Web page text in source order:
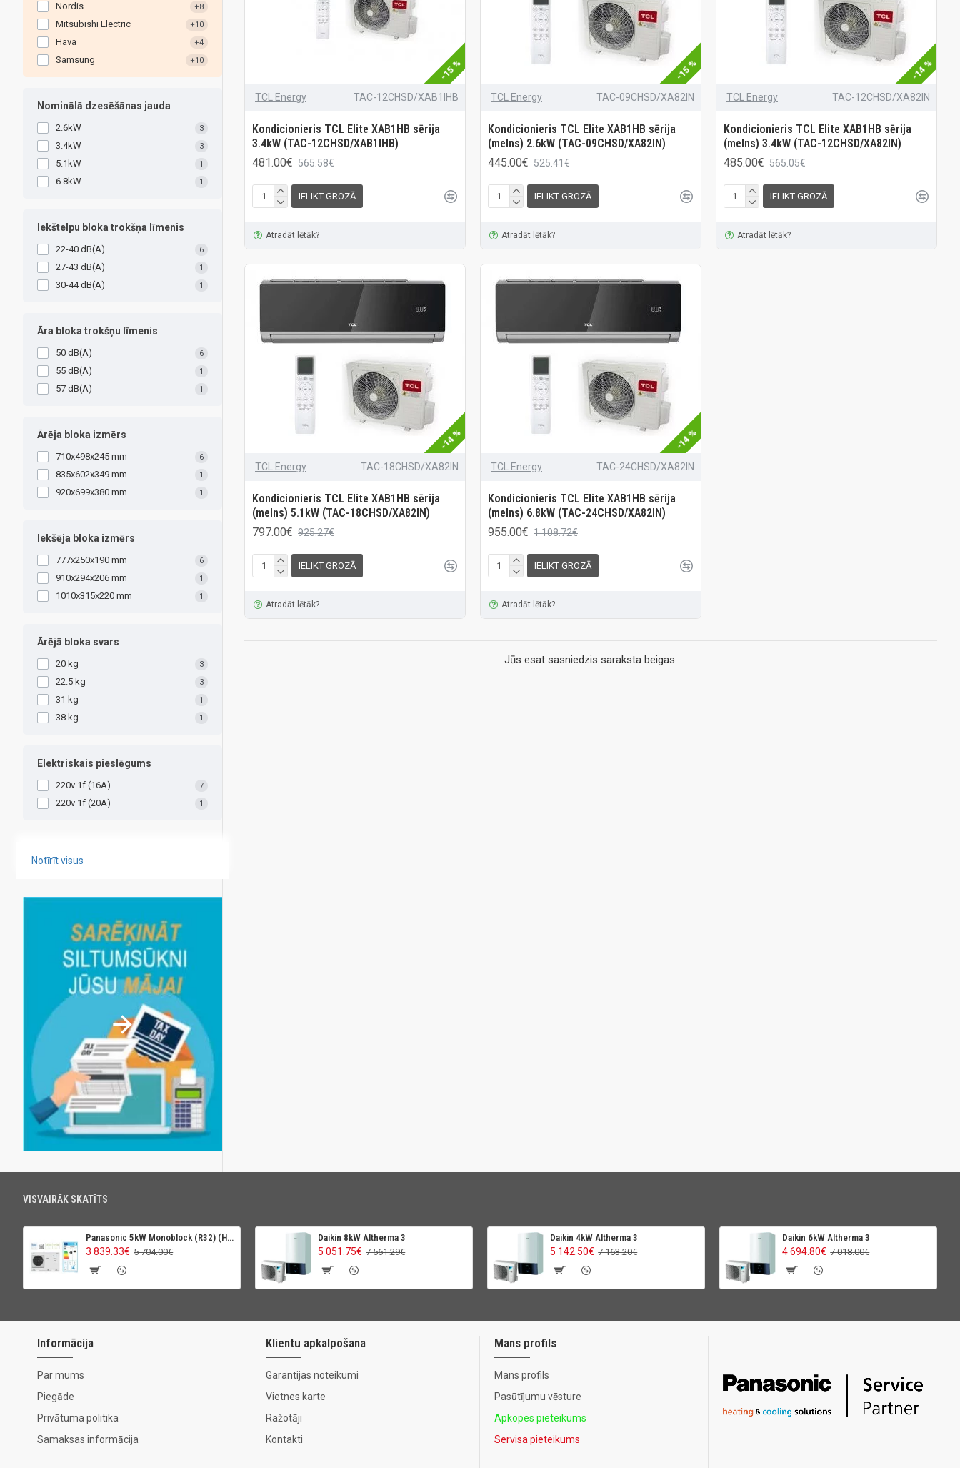
Nordis +8
Mitsubishi Electric +10
Hava +4
Samsung +10
Nominālā dzesēšānas jauda
2.6kW 3
3.4kW 3
5.1kW 1
6.8kW 1
Iekštelpu bloka trokšņa līmenis
22-40 dB(A) 6
27-43 dB(A) 1
30-44 dB(A) 1
Āra bloka trokšņu līmenis
50 dB(A) 6
55 dB(A) 1
57 dB(A) 1
Ārēja bloka izmērs
710x498x245 mm 6
835x602x349 mm 1
920x699x380 mm 1
Iekšēja bloka izmērs
777x250x190 mm 6
910x294x206 mm 1
1010x315x220 mm 1
Ārējā bloka svars
20 kg 3
22.5 kg 3
31 kg 1
38 kg 1
Elektriskais pieslēgums
220v 1f (16A) 7
220v 1f (20A) 1
Notīrīt visus
-15 %
TCL Energy TAC-12CHSD/XAB1IHB
Kondicionieris TCL Elite XAB1HB sērija
3.4kW (TAC-12CHSD/XAB1IHB)
481.00€ 565.58€
IELIKT GROZĀ
Atradāt lētāk?
-15 %
TCL Energy TAC-09CHSD/XA82IN
Kondicionieris TCL Elite XAB1HB sērija
(melns) 2.6kW (TAC-09CHSD/XA82IN)
445.00€ 525.41€
IELIKT GROZĀ
Atradāt lētāk?
-14 %
TCL Energy TAC-12CHSD/XA82IN
Kondicionieris TCL Elite XAB1HB sērija
(melns) 3.4kW (TAC-12CHSD/XA82IN)
485.00€ 565.05€
IELIKT GROZĀ
Atradāt lētāk?
-14 %
TCL Energy TAC-18CHSD/XA82IN
Kondicionieris TCL Elite XAB1HB sērija
(melns) 5.1kW (TAC-18CHSD/XA82IN)
797.00€ 925.27€
IELIKT GROZĀ
Atradāt lētāk?
-14 %
TCL Energy TAC-24CHSD/XA82IN
Kondicionieris TCL Elite XAB1HB sērija
(melns) 6.8kW (TAC-24CHSD/XA82IN)
955.00€ 1 108.72€
IELIKT GROZĀ
Atradāt lētāk?
Jūs esat sasniedzis saraksta beigas.
VISVAIRĀK SKATĪTS
Panasonic 5kW Monoblock (R32) (High Perfomance)
3 839.33€ 5 704.00€
Daikin 8kW Altherma 3
5 051.75€ 7 561.29€
Daikin 4kW Altherma 3
5 142.50€ 7 163.20€
Daikin 6kW Altherma 3
4 694.80€ 7 018.00€
Informācija
Par mums
Piegāde
Privātuma politika
Samaksas informācija
Klientu apkalpošana
Garantijas noteikumi
Vietnes karte
Ražotāji
Kontakti
Mans profils
Mans profils
Pasūtījumu vēsture
Apkopes pieteikums
Servisa pieteikums